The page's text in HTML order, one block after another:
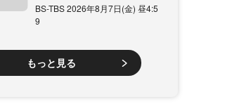
BS-TBS 2026年8月7日(金) 昼4:5
9
もっと見る